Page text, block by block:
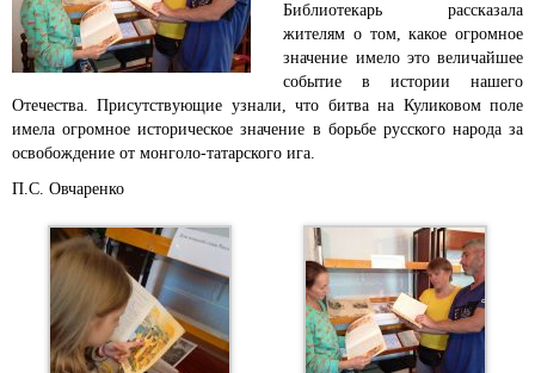
Библиотекарь рассказала
жителям о том, какое огромное
значение имело это величайшее
событие в истории нашего
Отечества. Присутствующие узнали, что битва на Куликовом поле
имела огромное историческое значение в борьбе русского народа за
освобождение от монголо-татарского ига.
П.С. Овчаренко